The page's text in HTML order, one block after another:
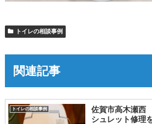
トイレの相談事例
関連記事
トイレの相談事例
佐賀市高木瀬西
シュレット修理